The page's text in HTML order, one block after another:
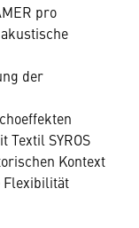
pro
der
SYROS
Kontext
Flexibilität